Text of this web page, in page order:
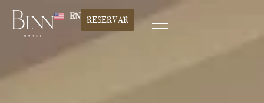
EN RESERVAR